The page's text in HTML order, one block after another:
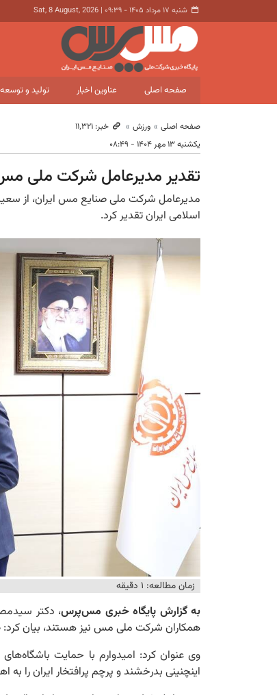
شنبه ۱۷ مرداد ۱۴۰۵ - ۰۹:۳۹ |
Sat, 8 August, 2026
صفحه اصلی عناوین اخبار تولید و توسعه
صفحه اصلی ورزش خبر: ۱۱٬۳۲۱
یکشنبه ۱۳ مهر ۱۴۰۴ - ۰۸:۴۹
تقدیر مدیرعامل شرکت ملی مس
زمان مطالعه: ۱ دقیقه
مدیرعامل شرکت ملی صنایع مس ایران، از
اسلامی ایران تقدیر کرد.
به گزارش پایگاه خبری مس‌پرس
همکاران شرکت ملی مس نیز هستند، بیان کرد:
وی عنوان کرد: امیدوارم با حمایت
اینچنینی بدرخشند و پرچم پرافتخار ایران را به